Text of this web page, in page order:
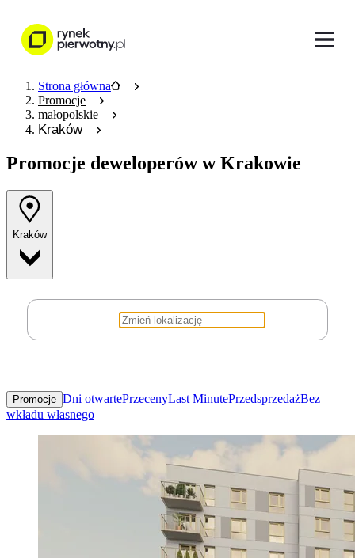
Strona główna
Promocje
małopolskie
Kraków
Promocje deweloperów w Krakowie
Kraków
Promocje Dni otwartePrzecenyLast MinutePrzedsprzedażBez
wkładu własnego